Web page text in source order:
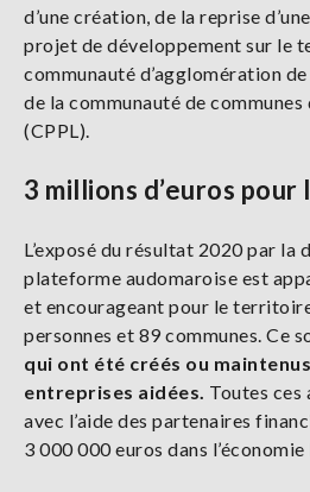
d’une création, de la reprise
projet de développement sur le
communauté d’agglomération
de la communauté de communes
(CPPL).
3 millions d’euros
L’exposé du résultat 2020 par la
plateforme audomaroise est
et encourageant pour le
personnes et 89 communes. Ce
qui ont été créés ou
entreprises aidées. Toutes ces
avec l’aide des partenaires
3 000 000 euros dans